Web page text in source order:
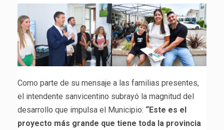
Como parte de su mensaje a las familias presentes,
el intendente sanvicentino subrayó la magnitud del
desarrollo que impulsa el Municipio: “Este es el
proyecto más grande que tiene toda la provincia